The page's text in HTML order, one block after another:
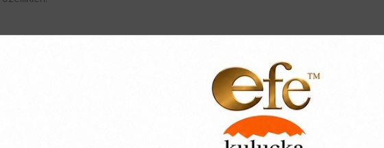
cm, genişlik 38 cm, derinlik 47,5 cm
Bıldırcın yumurta Folluk, Keklik yumurta Folluk, ördek yumurta Folluk gibi
edilir.